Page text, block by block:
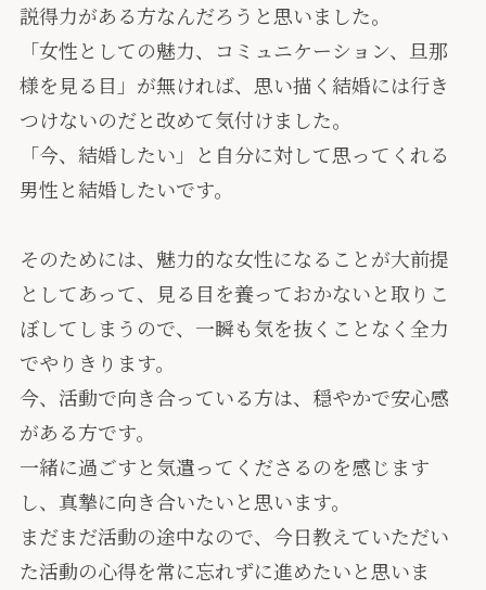
説得力がある方なんだろうと思いました。
「女性としての魅力、コミュニケーション、旦那
様を見る目」が無ければ、思い描く結婚には行き
つけないのだと改めて気付けました。
「今、結婚したい」と自分に対して思ってくれる
男性と結婚したいです。
そのためには、魅力的な女性になることが大前提
としてあって、見る目を養っておかないと取りこ
ぼしてしまうので、一瞬も気を抜くことなく全力
でやりきります。
今、活動で向き合っている方は、穏やかで安心感
がある方です。
一緒に過ごすと気遣ってくださるのを感じます
し、真摯に向き合いたいと思います。
まだまだ活動の途中なので、今日教えていただい
た活動の心得を常に忘れずに進めたいと思いま